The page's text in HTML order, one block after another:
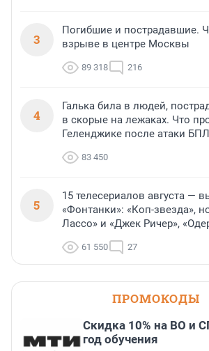
3
Погибшие и пострадавшие.
взрыве в центре Москвы
89 318 216
4
Галька била в людей,
в скорые на лежаках. Что
Геленджике после атаки
83 450
5
15 телесериалов августа —
«Фонтанки»: «Коп-звезда»,
Лассо» и «Джек Ричер»,
61 550 27
ПРОМОКОДЫ
Скидка 10% на ВО и
год обучения